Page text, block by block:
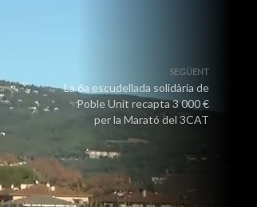
SEGÜENT
La 6a escudellada solidària de
Poble Unit recapta 3 000 €
per la Marató del 3CAT